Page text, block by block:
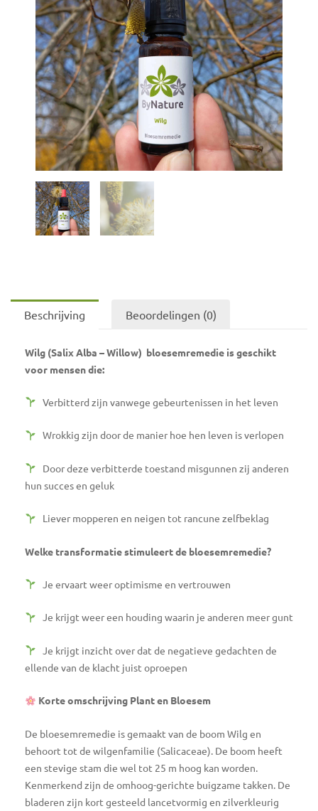
Beschrijving Beoordelingen (0)
Wilg (Salix Alba – Willow) bloesemremedie is geschikt
voor mensen die:
Verbitterd zijn vanwege gebeurtenissen in het leven
Wrokkig zijn door de manier hoe hen leven is verlopen
Door deze verbitterde toestand misgunnen zij anderen
hun succes en geluk
Liever mopperen en neigen tot rancune zelfbeklag
Welke transformatie stimuleert de bloesemremedie?
Je ervaart weer optimisme en vertrouwen
Je krijgt weer een houding waarin je anderen meer gunt
Je krijgt inzicht over dat de negatieve gedachten de
ellende van de klacht juist oproepen
Korte omschrijving Plant en Bloesem
De bloesemremedie is gemaakt van de boom Wilg en
behoort tot de wilgenfamilie (Salicaceae). De boom heeft
een stevige stam die wel tot 25 m hoog kan worden.
Kenmerkend zijn de omhoog-gerichte buigzame takken. De
bladeren zijn kort gesteeld lancetvormig en zilverkleurig